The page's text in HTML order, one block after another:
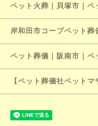
ペット火葬｜貝塚市｜
岸和田市コープペット葬
ペット葬儀｜阪南市｜ペ
【ペット葬儀社ペットマ